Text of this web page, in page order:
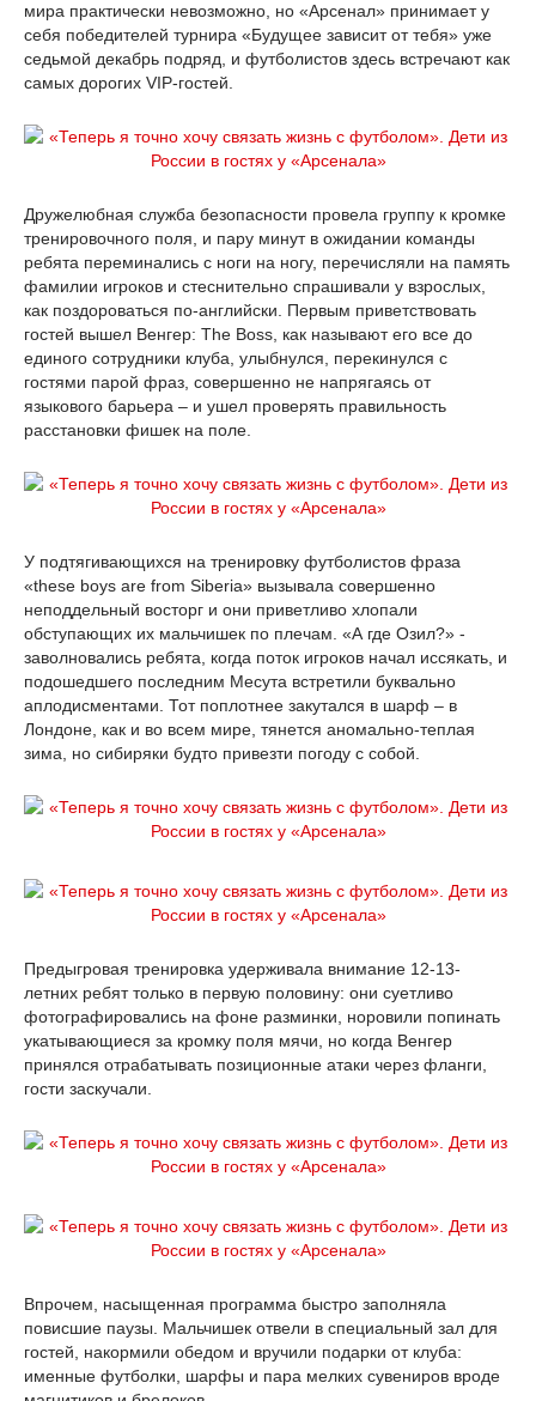
мира практически невозможно, но «Арсенал» принимает у
себя победителей турнира «Будущее зависит от тебя» уже
седьмой декабрь подряд, и футболистов здесь встречают как
самых дорогих VIP-гостей.
Дружелюбная служба безопасности провела группу к кромке
тренировочного поля, и пару минут в ожидании команды
ребята переминались с ноги на ногу, перечисляли на память
фамилии игроков и стеснительно спрашивали у взрослых,
как поздороваться по-английски. Первым приветствовать
гостей вышел Венгер: The Boss, как называют его все до
единого сотрудники клуба, улыбнулся, перекинулся с
гостями парой фраз, совершенно не напрягаясь от
языкового барьера – и ушел проверять правильность
расстановки фишек на поле.
У подтягивающихся на тренировку футболистов фраза
«these boys are from Siberia» вызывала совершенно
неподдельный восторг и они приветливо хлопали
обступающих их мальчишек по плечам. «А где Озил?» -
заволновались ребята, когда поток игроков начал иссякать, и
подошедшего последним Месута встретили буквально
аплодисментами. Тот поплотнее закутался в шарф – в
Лондоне, как и во всем мире, тянется аномально-теплая
зима, но сибиряки будто привезти погоду с собой.
Предыгровая тренировка удерживала внимание 12-13-
летних ребят только в первую половину: они суетливо
фотографировались на фоне разминки, норовили попинать
укатывающиеся за кромку поля мячи, но когда Венгер
принялся отрабатывать позиционные атаки через фланги,
гости заскучали.
Впрочем, насыщенная программа быстро заполняла
повисшие паузы. Мальчишек отвели в специальный зал для
гостей, накормили обедом и вручили подарки от клуба:
именные футболки, шарфы и пара мелких сувениров вроде